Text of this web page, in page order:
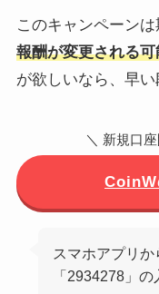
このキャンペーン
報酬が変更される
が欲しいなら、早い
＼ 新規口
CoinW
スマホアプリ
「2934278」